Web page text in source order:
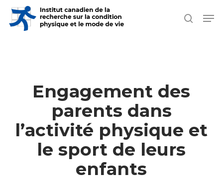
Skip
search
Engagement des
parents dans
l’activité physique et
le sport de leurs
enfants